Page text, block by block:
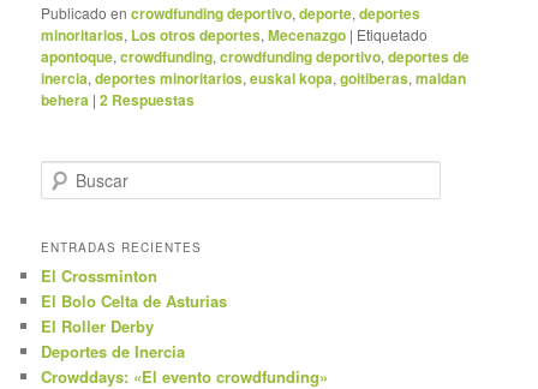
Publicado en crowdfunding deportivo,deporte,deportes
minoritarios, Los otros deportes,Mecenazgo | Etiquetado
apontoque,crowdfunding,crowdfunding deportivo,deportes de
inercia,deportes minoritarios,euskal kopa,goitiberas,maldan
behera |2 Respuestas
u
c
r
ENTRADAS RECIENTES
El Crossminton
El Bolo Celta de Asturias
El Roller Derby
Deportes de Inercia
Crowddays: «El evento crowdfunding»